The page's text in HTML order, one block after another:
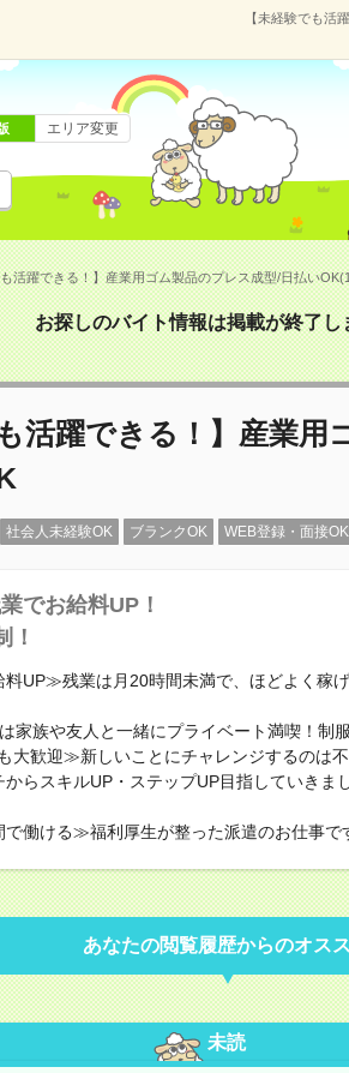
【未経験でも活
エリア変更
活躍できる！】産業用ゴム製品のプレス成型/日払い
お探しのバイト情報は掲載が終了し
活躍できる！】産業
社会人未経験OK ブランクOK WEB登録・面接OK
でお給料UP！
！
UP≫残業は月20時間未満で、ほどよく稼げ
族や友人と一緒にプライベート満喫！制
大歓迎≫新しいことにチャレンジするのは
らスキルUP・ステップUP目指していきま
働ける≫福利厚生が整った派遣のお仕事で
あなたの閲覧履歴からのオス
未読